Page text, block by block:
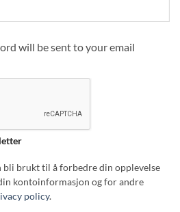
will be sent to your email
bli brukt til å forbedre din opplevelse
kontoinformasjon og for andre
policy.